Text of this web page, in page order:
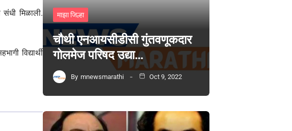
संधी मिळाली.
विद्यार्थी
माझा जिल्हा
चौथी एनआयसीडीसी गुंतवणूकदार
गोलमेज परिषद उद्या…
By mnewsmarathi Oct 9, 2022